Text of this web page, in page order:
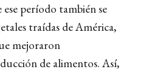
período también se
traídas de América,
mejoraron
de alimentos. Así,